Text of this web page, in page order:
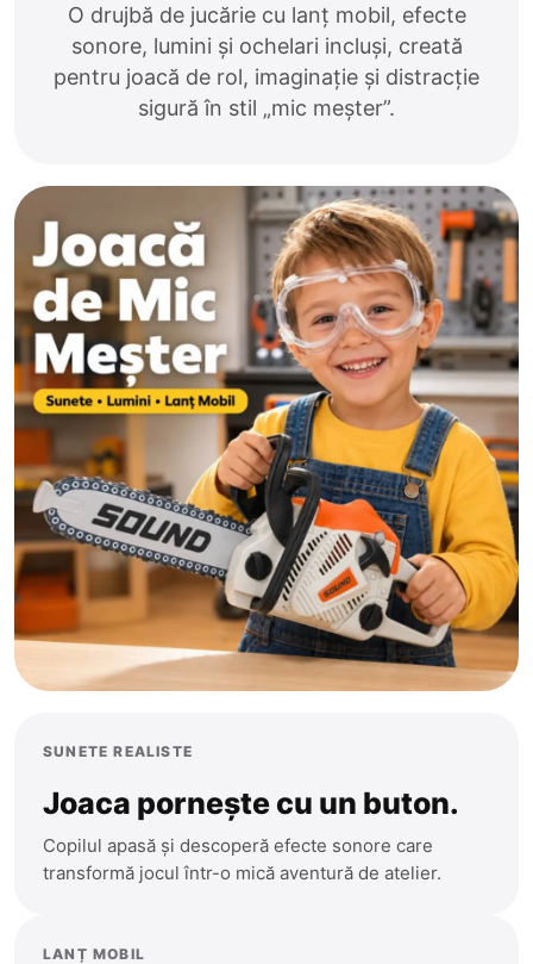
O drujbă de jucărie cu lanț mobil, efecte
sonore, lumini și ochelari incluși, creată
pentru joacă de rol, imaginație și distracție
sigură în stil „mic meșter”.
SUNETE REALISTE
Joaca pornește cu un buton.
Copilul apasă și descoperă efecte sonore care
transformă jocul într-o mică aventură de atelier.
LANȚ MOBIL
Balti
Briceni